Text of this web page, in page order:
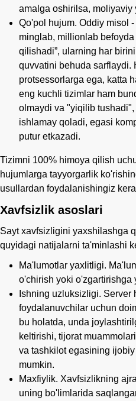
amalga oshirilsa, moliyaviy
Qo'pol hujum. Oddiy misol
minglab, millionlab befoyda
qilishadi”, ularning har
quvvatini behuda sarflaydi.
protsessorlarga ega, katta
eng kuchli tizimlar ham
olmaydi va "yiqilib
ishlamay qoladi, egasi
putur etkazadi.
Tizimni 100% himoya qilish
hujumlarga tayyorgarlik
usullardan foydalanishingiz
Xavfsizlik asoslari
Sayt xavfsizligini yaxshilashga
quyidagi natijalarni ta'minlashi
Ma'lumotlar yaxlitligi.
o'chirish yoki o'zgartirishga
Ishning uzluksizligi. Server
foydalanuvchilar uchun
bu holatda, unda
keltirishi, tijorat
va tashkilot egasining
mumkin.
Maxfiylik. Xavfsizlikning
uning bo'limlarida